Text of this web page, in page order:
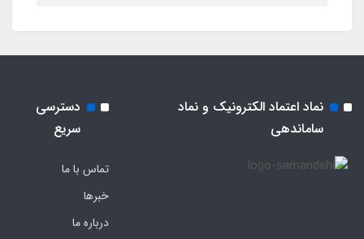
نماد اعتماد الکترونیک و نماد
ساماندهی
دسترسی
سریع
تماس با ما
خبرها
درباره ما